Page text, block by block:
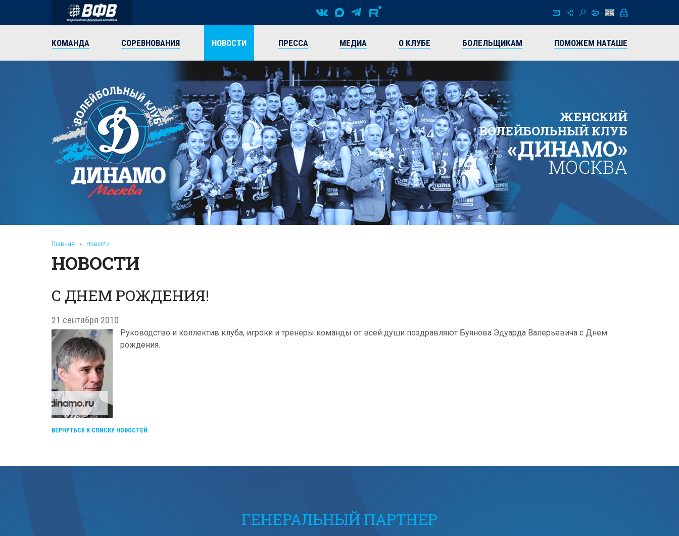
КОМАНДА СОРЕВНОВАНИЯ НОВОСТИ ПРЕССА МЕДИА О КЛУБЕ БОЛЕЛЬЩИКАМ ПОМОЖЕМ НАТАШЕ
ЖЕНСКИЙ
ВОЛЕЙБОЛЬНЫЙ КЛУБ
«ДИНАМО»
МОСКВА
Главная » Новости
НОВОСТИ
С ДНЕМ РОЖДЕНИЯ!
21 сентября 2010
Руководство и коллектив клуба, игроки и тренеры команды от всей души поздравляют Буянова Эдуарда Валерьевича с Днем
рождения.
ВЕРНУТЬСЯ К СПИСКУ НОВОСТЕЙ
ГЕНЕРАЛЬНЫЙ ПАРТНЕР